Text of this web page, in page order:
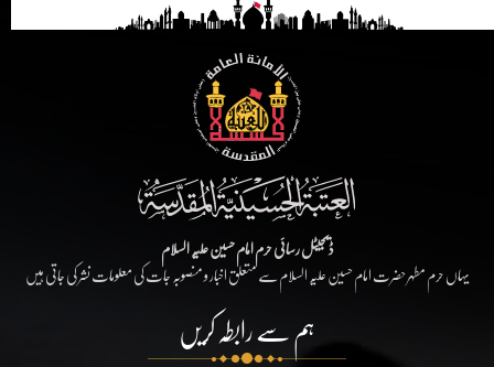
ڈیجیٹل رسائی حرم امام حسین علیہ السلام
یہاں حرم مطہر حضرت امام حسین علیہ السلام سے متعلق اخبار و منصوبہ جات کی معلومات نشر کی جاتی ہیں
ہم سے رابطہ کریں